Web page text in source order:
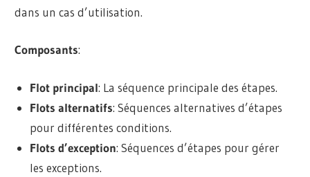
dans un cas d’utilisation.
Composants:
Flot principal: La séquence principale des étapes.
Flots alternatifs: Séquences alternatives d’étapes
pour différentes conditions.
Flots d’exception: Séquences d’étapes pour gérer
les exceptions.